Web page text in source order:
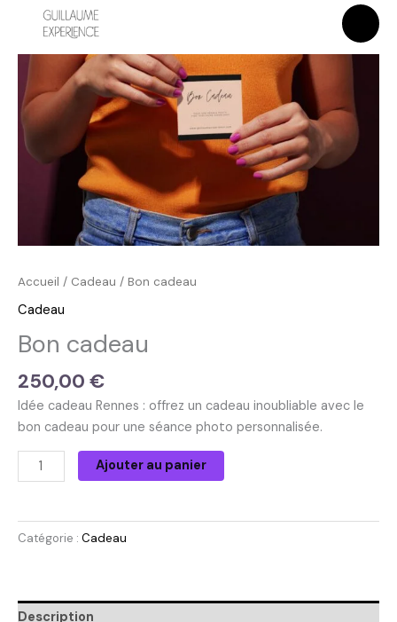
contenu
Accueil / Cadeau / Bon cadeau
Cadeau
Bon cadeau
250,00 €
Idée cadeau Rennes : offrez un cadeau inoubliable avec le
bon cadeau pour une séance photo personnalisée.
cadeau
Ajouter au panier
Catégorie : Cadeau
Description